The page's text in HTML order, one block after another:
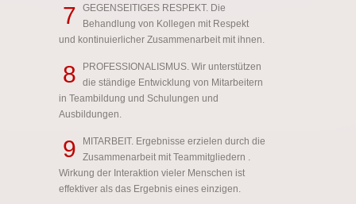
7
GEGENSEITIGES RESPEKT. Die
Behandlung von Kollegen mit Respekt
und kontinuierlicher Zusammenarbeit mit ihnen.
8
PROFESSIONALISMUS. Wir unterstützen
die ständige Entwicklung von Mitarbeitern
in Teambildung und Schulungen und
Ausbildungen.
9
MITARBEIT. Ergebnisse erzielen durch die
Zusammenarbeit mit Teammitgliedern .
Wirkung der Interaktion vieler Menschen ist
effektiver als das Ergebnis eines einzigen.